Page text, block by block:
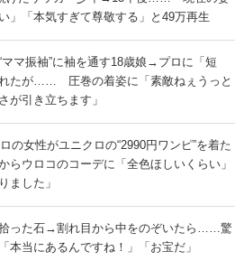
」「本気すぎて尊敬する」と49万再生
ママ振袖”に袖を通す18歳娘→プロに「短
たが…… 圧巻の着姿に「素敵ねぇうっと
が引き立ちます」
の女性がユニクロの“2990円ワンピ”を着た
ウロコのコーデに「全色ほしいくらい」
ました」
った石→割れ目から中をのぞいたら……驚
本当にあるんですね！」「お宝だ」